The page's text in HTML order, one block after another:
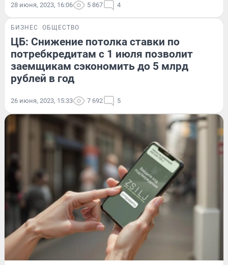
28 июня, 2023, 16:06 5 867 4
БИЗНЕС ОБЩЕСТВО
ЦБ: Снижение потолка ставки по
потребкредитам с 1 июля позволит
заемщикам сэкономить до 5 млрд
рублей в год
26 июня, 2023, 15:33 7 692 5